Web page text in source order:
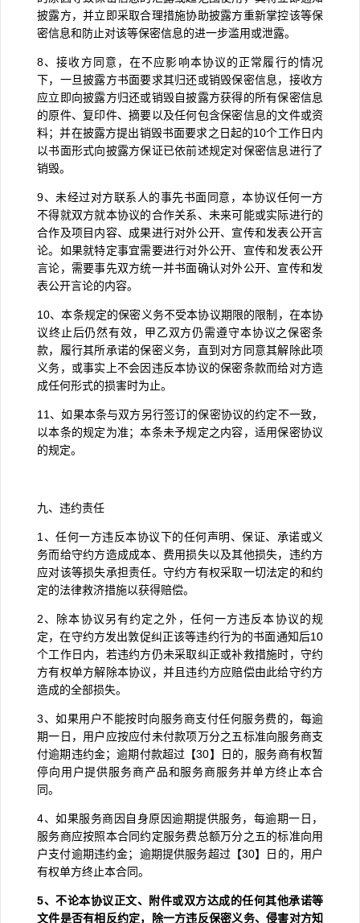
披露方，并立即采取合理措施协助披露方重新掌控该等保
密信息和防止对该等保密信息的进一步滥用或泄露。
8、接收方同意，在不应影响本协议的正常履行的情况
下，一旦披露方书面要求其归还或销毁保密信息，接收方
应立即向披露方归还或销毁自披露方获得的所有保密信息
的原件、复印件、摘要以及任何包含保密信息的文件或资
料；并在披露方提出销毁书面要求之日起的10个工作日内
以书面形式向披露方保证已依前述规定对保密信息进行了
销毁。
9、未经过对方联系人的事先书面同意，本协议任何一方
不得就双方就本协议的合作关系、未来可能或实际进行的
合作及项目内容、成果进行对外公开、宣传和发表公开言
论。如果就特定事宜需要进行对外公开、宣传和发表公开
言论，需要事先双方统一并书面确认对外公开、宣传和发
表公开言论的内容。
10、本条规定的保密义务不受本协议期限的限制，在本协
议终止后仍然有效，甲乙双方仍需遵守本协议之保密条
款，履行其所承诺的保密义务，直到对方同意其解除此项
义务，或事实上不会因违反本协议的保密条款而给对方造
成任何形式的损害时为止。
11 、如果本条与双方另行签订的保密协议的约定不一致，
以本条的规定为准；本条未予规定之内容，适用保密协议
的规定。
九、违约责任
1 、任何一方违反本协议下的任何声明、保证、承诺或义
务而给守约方造成成本、费用损失以及其他损失，违约方
应对该等损失承担责任。守约方有权采取一切法定的和约
定的法律救济措施以获得赔偿。
2、除本协议另有约定之外，任何一方违反本协议的规
定，在守约方发出敦促纠正该等违约行为的书面通知后10
个工作日内，若违约方仍未采取纠正或补救措施时，守约
方有权单方解除本协议，并且违约方应赔偿由此给守约方
造成的全部损失。
3、如果用户不能按时向服务商支付任何服务费的，每逾
期一日，用户应按应付未付款项万分之五标准向服务商支
付逾期违约金；逾期付款超过【30】日的，服务商有权暂
停向用户提供服务商产品和服务商服务并单方终止本合
同。
4、如果服务商因自身原因逾期提供服务，每逾期一日，
服务商应按照本合同约定服务费总额万分之五的标准向用
户支付逾期违约金；逾期提供服务超过【30】日的，用户
有权单方终止本合同。
5、不论本协议正文、附件或双方达成的任何其他承诺等
文件是否有相反约定，除一方违反保密义务、侵害对方知